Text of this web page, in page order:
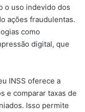
o uso indevido dos
ações fraudulentas.
como
digital, que
INSS oferece a
e comparar taxas de
Isso permite